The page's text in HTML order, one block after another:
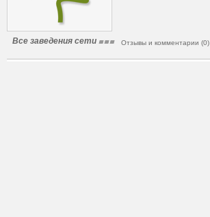
Все заведения сети Отзывы и комментарии (0)